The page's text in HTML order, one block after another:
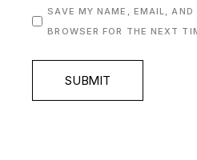
SAVE MY NAME, EMAIL,
BROWSER FOR THE NEXT
SUBMIT